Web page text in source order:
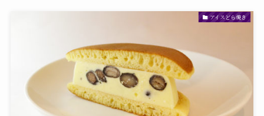
アイスどら焼き